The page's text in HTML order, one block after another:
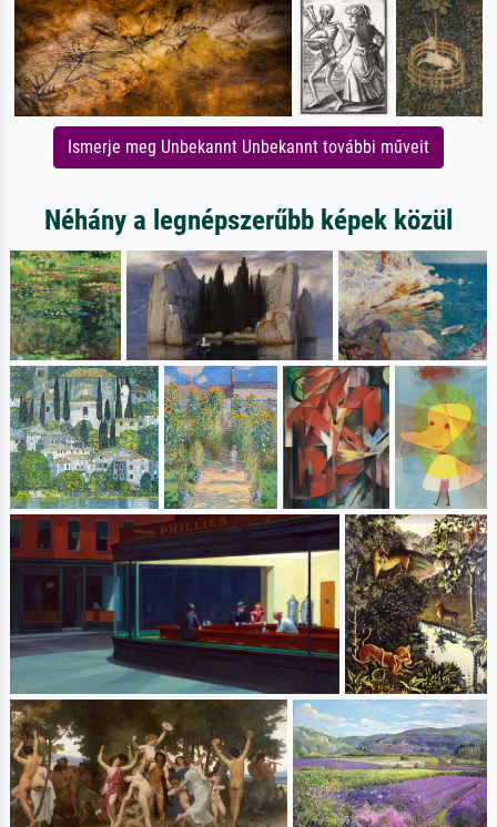
Ismerje meg Unbekannt Unbekannt további műveit
Néhány a legnépszerűbb képek közül